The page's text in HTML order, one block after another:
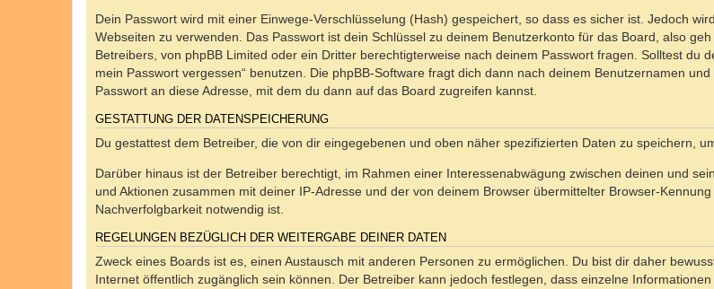
Dein Passwort wird mit einer Einwege-Verschlüsselung (Hash) gespeichert, so dass es sicher ist. Jedoch
Webseiten zu verwenden. Das Passwort ist dein Schlüssel zu deinem Benutzerkonto für das Board, also
Betreibers, von phpBB Limited oder ein Dritter berechtigterweise nach deinem Passwort fragen. Solltest du
mein Passwort vergessen“ benutzen. Die phpBB-Software fragt dich dann nach deinem Benutzernamen
Passwort an diese Adresse, mit dem du dann auf das Board zugreifen kannst.
GESTATTUNG DER DATENSPEICHERUNG
Du gestattest dem Betreiber, die von dir eingegebenen und oben näher spezifizierten Daten zu speichern,
Darüber hinaus ist der Betreiber berechtigt, im Rahmen einer Interessenabwägung zwischen deinen und
und Aktionen zusammen mit deiner IP-Adresse und der von deinem Browser übermittelter Browser-
Nachverfolgbarkeit notwendig ist.
REGELUNGEN BEZÜGLICH DER WEITERGABE DEINER DATEN
Zweck eines Boards ist es, einen Austausch mit anderen Personen zu ermöglichen. Du bist dir daher
Internet öffentlich zugänglich sein können. Der Betreiber kann jedoch festlegen, dass einzelne